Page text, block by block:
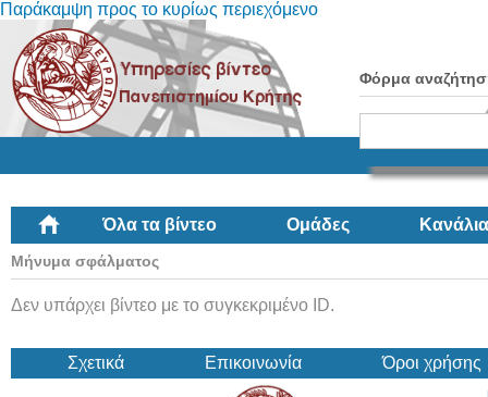
Παράκαμψη προς το κυρίως περιεχόμενο
Φόρμα
Όλα τα βίντεο Ομάδες Κανάλια
Μήνυμα σφάλματος
Δεν υπάρχει βίντεο με το συγκεκριμένο ID.
Σχετικά Επικοινωνία Όροι χρήσης